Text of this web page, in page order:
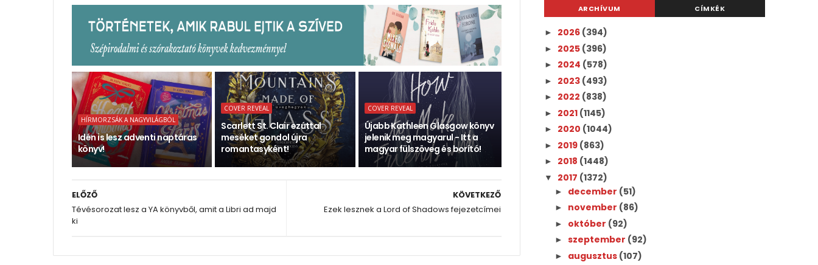
HÍRMORZSÁK A NAGYVILÁGBÓL
Idén is lesz adventi naptáras
könyv!
COVER REVEAL
Scarlett St. Clair ezúttal
meséket gondol újra
romantasyként!
COVER REVEAL
Újabb Kathleen Glasgow könyv
jelenik meg magyarul - Itt a
magyar fülszöveg és borító!
KÖVETKEZŐ
Ezek lesznek a Lord of Shadows fejezetcímei
ELŐZŐ
Tévésorozat lesz a YA könyvből, amit a Libri ad majd
ki
ARCHÍVUM CÍMKÉK
► 2026 (394)
► 2025 (396)
► 2024 (578)
► 2023 (493)
► 2022 (838)
► 2021 (1145)
► 2020 (1044)
► 2019 (863)
► 2018 (1448)
▼ 2017 (1372)
► december (51)
► november (86)
► október (92)
►szeptember (92)
► augusztus (107)